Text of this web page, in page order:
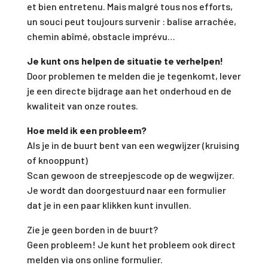
et bien entretenu. Mais malgré tous nos efforts,
un souci peut toujours survenir : balise arrachée,
chemin abîmé, obstacle imprévu…
Je kunt ons helpen de situatie te verhelpen!
Door problemen te melden die je tegenkomt, lever
je een directe bijdrage aan het onderhoud en de
kwaliteit van onze routes.
Hoe meld ik een probleem?
Als je in de buurt bent van een wegwijzer (kruising
of knooppunt)
Scan gewoon de streepjescode op de wegwijzer.
Je wordt dan doorgestuurd naar een formulier
dat je in een paar klikken kunt invullen.
Zie je geen borden in de buurt?
Geen probleem! Je kunt het probleem ook direct
melden via ons online formulier.